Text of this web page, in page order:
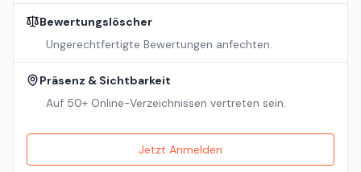
Bewertungslöscher
Ungerechtfertigte Bewertungen anfechten.
Präsenz & Sichtbarkeit
Auf 50+ Online-Verzeichnissen vertreten sein.
Jetzt Anmelden